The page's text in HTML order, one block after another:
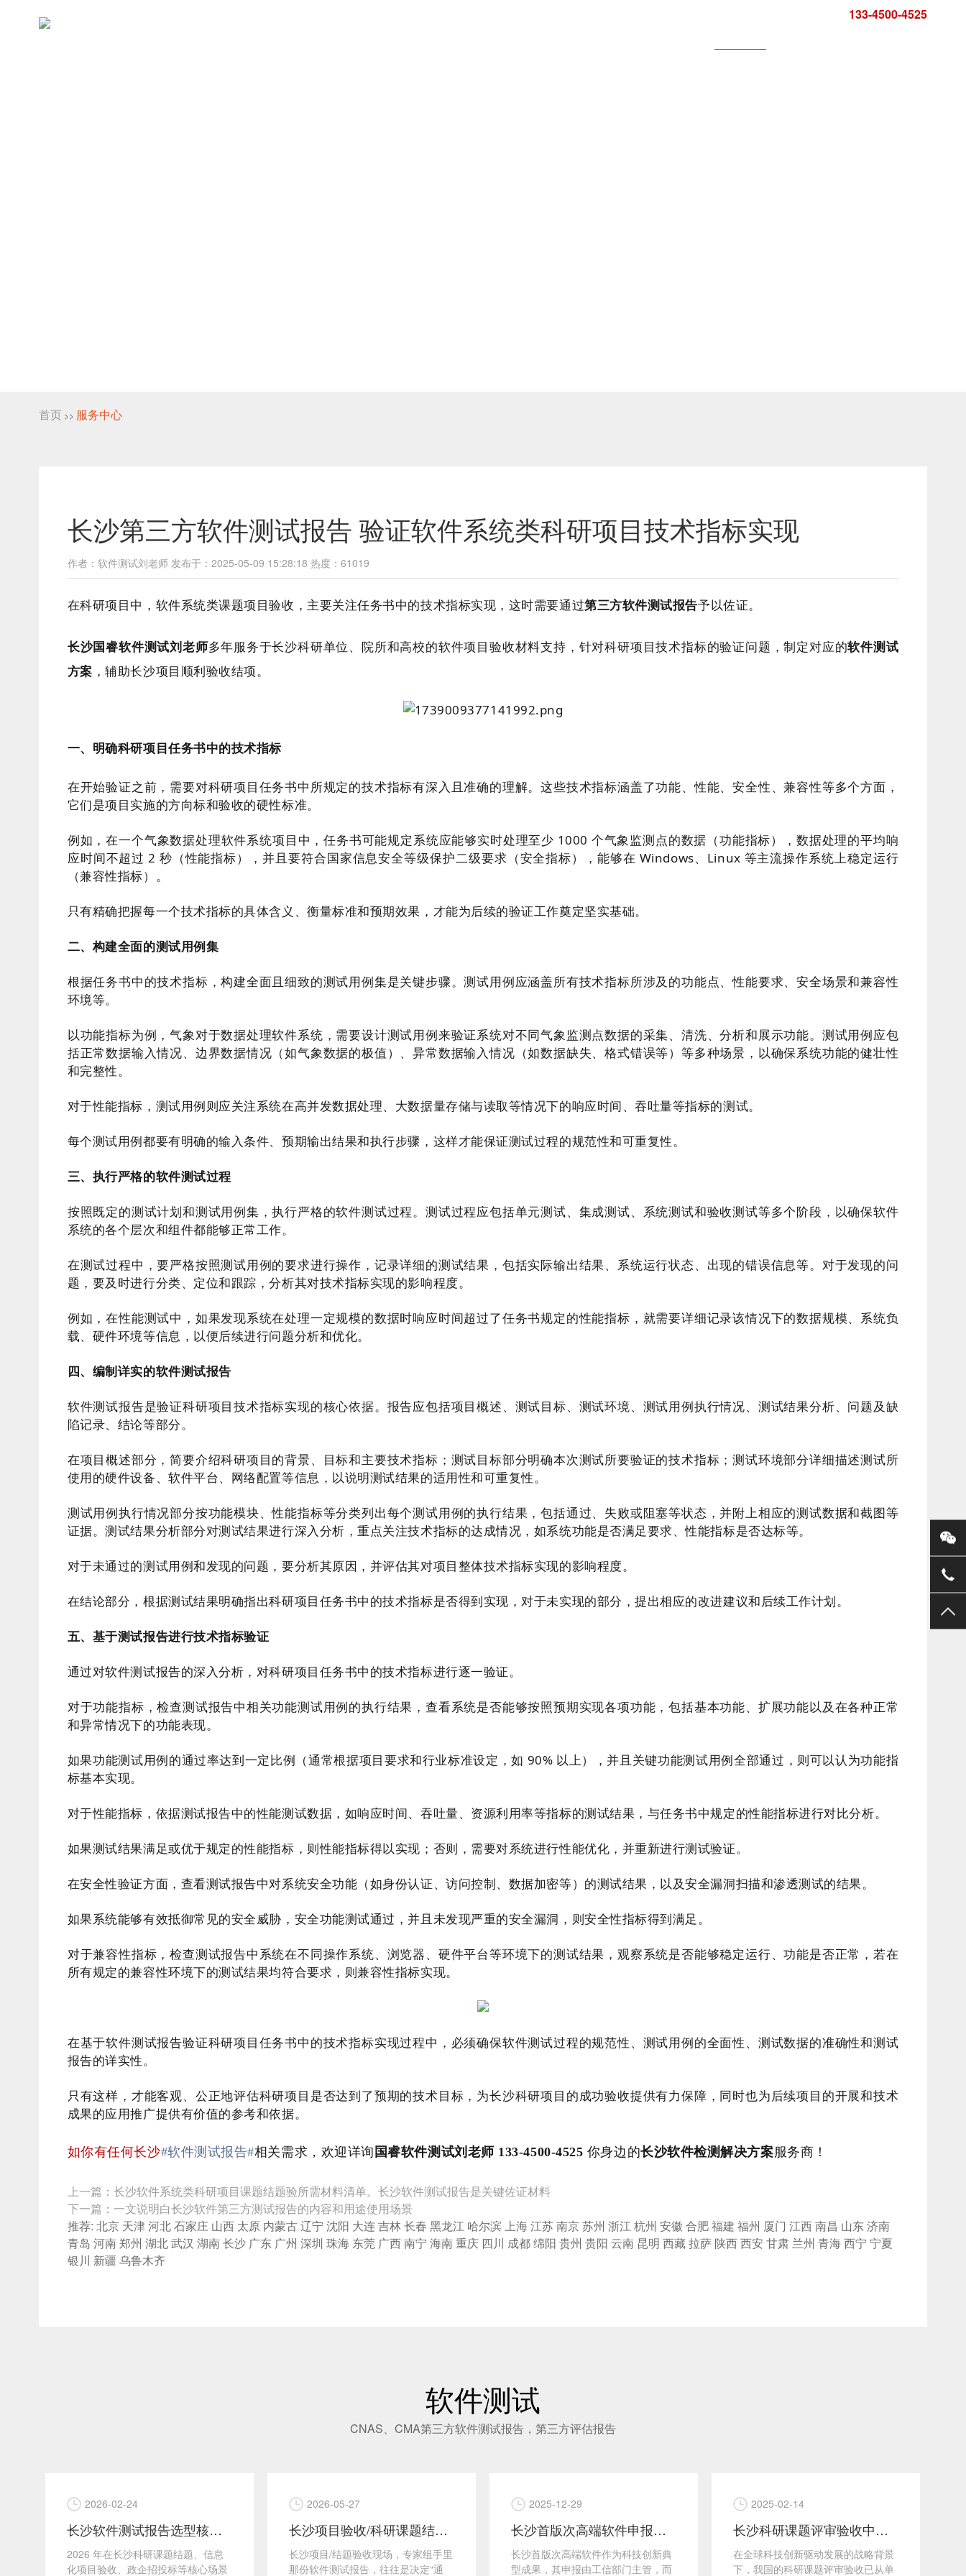
133-4500-4525
首页 >> 服务中心
长沙第三方软件测试报告 验证软件系统类科研项目技术指标实现
作者：软件测试刘老师 发布于：2025-05-09 15:28:18 热度：61019
在科研项目中，软件系统类课题项目验收，主要关注任务书中的技术指标实现，这时需要通过第三方软件测试报告予以佐证。
长沙国睿软件测试刘老师多年服务于长沙科研单位、院所和高校的软件项目验收材料支持，针对科研项目技术指标的验证问题，制定对应的软件测试
方案 ，辅助长沙项目顺利验收结项。
一、明确科研项目任务书中的技术指标
在开始验证之前，需要对科研项目任务书中所规定的技术指标有深入且准确的理解。这些技术指标涵盖了功能、性能、安全性、兼容性等多个方面，
它们是项目实施的方向标和验收的硬性标准。
例如，在一个气象数据处理软件系统项目中，任务书可能规定系统应能够实时处理至少 1000 个气象监测点的数据（功能指标），数据处理的平均响
应时间不超过 2 秒（性能指标），并且要符合国家信息安全等级保护二级要求（安全指标），能够在 Windows、Linux 等主流操作系统上稳定运行
（兼容性指标）。
只有精确把握每一个技术指标的具体含义、衡量标准和预期效果，才能为后续的验证工作奠定坚实基础。
二、构建全面的测试用例集
根据任务书中的技术指标，构建全面且细致的测试用例集是关键步骤。测试用例应涵盖所有技术指标所涉及的功能点、性能要求、安全场景和兼容性
环境等。
以功能指标为例，气象对于数据处理软件系统，需要设计测试用例来验证系统对不同气象监测点数据的采集、清洗、分析和展示功能。测试用例应包
括正常数据输入情况、边界数据情况（如气象数据的极值）、异常数据输入情况（如数据缺失、格式错误等）等多种场景，以确保系统功能的健壮性
和完整性。
对于性能指标，测试用例则应关注系统在高并发数据处理、大数据量存储与读取等情况下的响应时间、吞吐量等指标的测试。
每个测试用例都要有明确的输入条件、预期输出结果和执行步骤，这样才能保证测试过程的规范性和可重复性。
三、执行严格的软件测试过程
按照既定的测试计划和测试用例集，执行严格的软件测试过程。测试过程应包括单元测试、集成测试、系统测试和验收测试等多个阶段，以确保软件
系统的各个层次和组件都能够正常工作。
在测试过程中，要严格按照测试用例的要求进行操作，记录详细的测试结果，包括实际输出结果、系统运行状态、出现的错误信息等。对于发现的问
题，要及时进行分类、定位和跟踪，分析其对技术指标实现的影响程度。
例如，在性能测试中，如果发现系统在处理一定规模的数据时响应时间超过了任务书规定的性能指标，就需要详细记录该情况下的数据规模、系统负
载、硬件环境等信息，以便后续进行问题分析和优化。
四、编制详实的软件测试报告
软件测试报告是验证科研项目技术指标实现的核心依据。报告应包括项目概述、测试目标、测试环境、测试用例执行情况、测试结果分析、问题及缺
陷记录、结论等部分。
在项目概述部分，简要介绍科研项目的背景、目标和主要技术指标；测试目标部分明确本次测试所要验证的技术指标；测试环境部分详细描述测试所
使用的硬件设备、软件平台、网络配置等信息，以说明测试结果的适用性和可重复性。
测试用例执行情况部分按功能模块、性能指标等分类列出每个测试用例的执行结果，包括通过、失败或阻塞等状态，并附上相应的测试数据和截图等
证据。测试结果分析部分对测试结果进行深入分析，重点关注技术指标的达成情况，如系统功能是否满足要求、性能指标是否达标等。
对于未通过的测试用例和发现的问题，要分析其原因，并评估其对项目整体技术指标实现的影响程度。
在结论部分，根据测试结果明确指出科研项目任务书中的技术指标是否得到实现，对于未实现的部分，提出相应的改进建议和后续工作计划。
五、基于测试报告进行技术指标验证
通过对软件测试报告的深入分析，对科研项目任务书中的技术指标进行逐一验证。
对于功能指标，检查测试报告中相关功能测试用例的执行结果，查看系统是否能够按照预期实现各项功能，包括基本功能、扩展功能以及在各种正常
和异常情况下的功能表现。
如果功能测试用例的通过率达到一定比例（通常根据项目要求和行业标准设定，如 90% 以上），并且关键功能测试用例全部通过，则可以认为功能指
标基本实现。
对于性能指标，依据测试报告中的性能测试数据，如响应时间、吞吐量、资源利用率等指标的测试结果，与任务书中规定的性能指标进行对比分析。
如果测试结果满足或优于规定的性能指标，则性能指标得以实现；否则，需要对系统进行性能优化，并重新进行测试验证。
在安全性验证方面，查看测试报告中对系统安全功能（如身份认证、访问控制、数据加密等）的测试结果，以及安全漏洞扫描和渗透测试的结果。
如果系统能够有效抵御常见的安全威胁，安全功能测试通过，并且未发现严重的安全漏洞，则安全性指标得到满足。
对于兼容性指标，检查测试报告中系统在不同操作系统、浏览器、硬件平台等环境下的测试结果，观察系统是否能够稳定运行、功能是否正常，若在
所有规定的兼容性环境下的测试结果均符合要求，则兼容性指标实现。
在基于软件测试报告验证科研项目任务书中的技术指标实现过程中，必须确保软件测试过程的规范性、测试用例的全面性、测试数据的准确性和测试
报告的详实性。
只有这样，才能客观、公正地评估科研项目是否达到了预期的技术目标，为长沙科研项目的成功验收提供有力保障，同时也为后续项目的开展和技术
成果的应用推广提供有价值的参考和依据。
如你有任何长沙#软件测试报告#相关需求，欢迎详询 国睿软件测试刘老师 133-4500-4525 你身边的长沙软件检测解决方案服务商！
上一篇： 长沙软件系统类科研项目课题结题验所需材料清单。长沙软件测试报告是关键佐证材料
下一篇： 一文说明白长沙软件第三方测试报告的内容和用途使用场景
推荐: 北京 天津河北石家庄 山西 太原 内蒙古辽宁 沈阳 大连吉林长春 黑龙江 哈尔滨上海江苏南京苏州 浙江杭州 安徽 合肥福建 福州 厦门 江西南昌 山东济南
青岛 河南郑州 湖北武汉 湖南长沙 广东 广州 深圳 珠海 东莞 广西南宁 海南重庆 四川 成都绵阳 贵州 贵阳 云南 昆明 西藏拉萨 陕西西安 甘肃 兰州 青海西宁 宁夏
银川 新疆 乌鲁木齐
软件测试
CNAS、CMA第三方软件测试报告，第三方评估报告
2026-02-24
长沙软件测试报告选型核心：CMA/CNAS 双章成验收硬性标准
2026 年在长沙科研课题结题、信息
化项目验收、政企招投标等核心场景
2026-05-27
长沙项目验收/科研课题结题 长沙软件测试报告合规要点分析
长沙项目/结题验收现场，专家组手里
那份软件测试报告，往往是决定“通
2025-12-29
长沙首版次高端软件申报：长沙CMA/CNAS第三方测试报告核心要点
长沙首版次高端软件作为科技创新典
型成果，其申报由工信部门主管，而
2025-02-14
长沙科研课题评审验收中软件测试报告的技术验证价值与实践路径
在全球科技创新驱动发展的战略背景
下，我国的科研课题评审验收已从单